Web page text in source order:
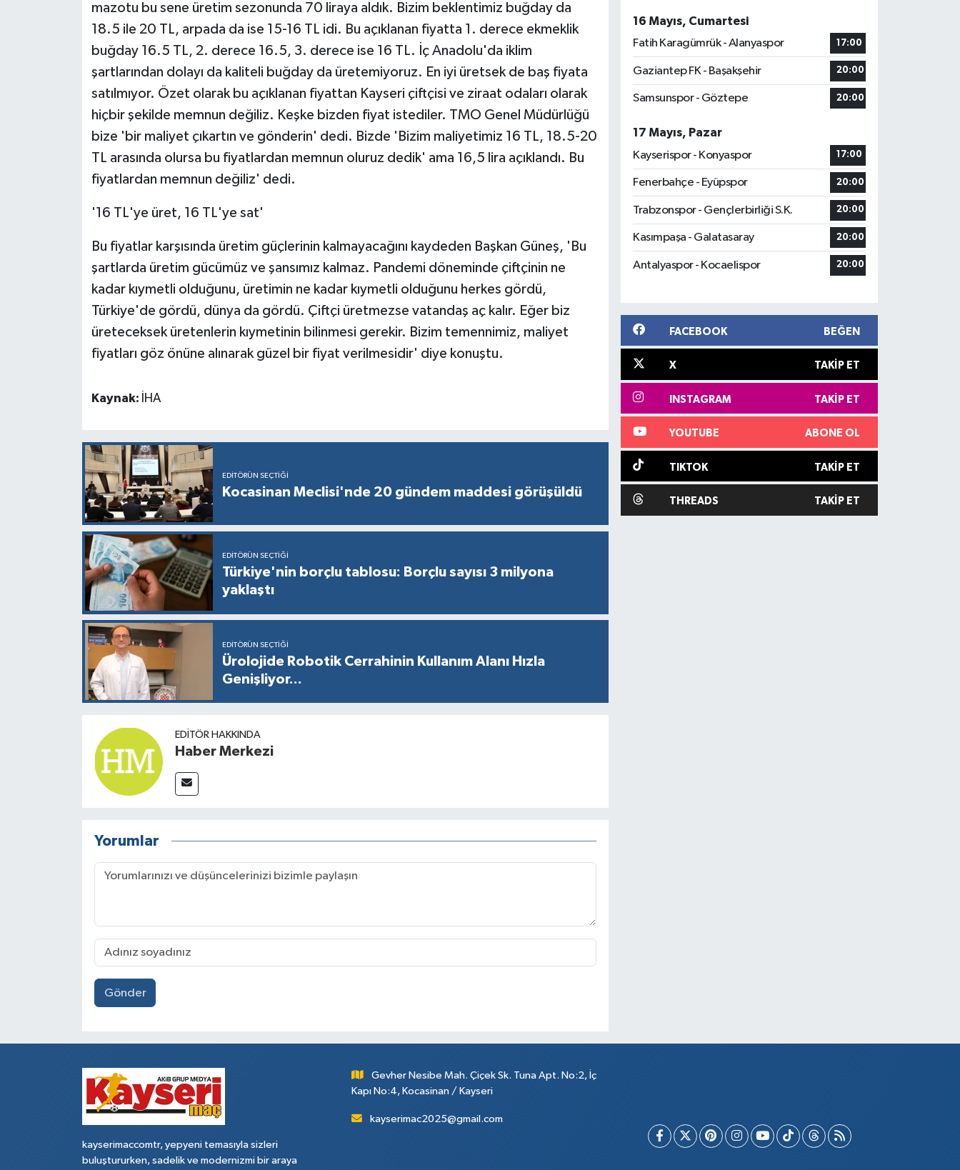
mazotu bu sene üretim sezonunda 70 liraya aldık. Bizim beklentimiz buğday da
18.5 ile 20 TL, arpada da ise 15-16 TL idi. Bu açıklanan fiyatta 1. derece ekmeklik
buğday 16.5 TL, 2. derece 16.5, 3. derece ise 16 TL. İç Anadolu'da iklim
şartlarından dolayı da kaliteli buğday da üretemiyoruz. En iyi üretsek de baş fiyata
satılmıyor. Özet olarak bu açıklanan fiyattan Kayseri çiftçisi ve ziraat odaları olarak
hiçbir şekilde memnun değiliz. Keşke bizden fiyat istediler. TMO Genel Müdürlüğü
bize 'bir maliyet çıkartın ve gönderin' dedi. Bizde 'Bizim maliyetimiz 16 TL, 18.5-20
TL arasında olursa bu fiyatlardan memnun oluruz dedik' ama 16,5 lira açıklandı. Bu
fiyatlardan memnun değiliz' dedi.
'16 TL'ye üret, 16 TL'ye sat'
Bu fiyatlar karşısında üretim güçlerinin kalmayacağını kaydeden Başkan Güneş, 'Bu
şartlarda üretim gücümüz ve şansımız kalmaz. Pandemi döneminde çiftçinin ne
kadar kıymetli olduğunu, üretimin ne kadar kıymetli olduğunu herkes gördü,
Türkiye'de gördü, dünya da gördü. Çiftçi üretmezse vatandaş aç kalır. Eğer biz
üreteceksek üretenlerin kıymetinin bilinmesi gerekir. Bizim temennimiz, maliyet
fiyatları göz önüne alınarak güzel bir fiyat verilmesidir' diye konuştu.
Kaynak: İHA
EDITÖRÜN SEÇTIĞI
Kocasinan Meclisi'nde 20 gündem maddesi görüşüldü
EDITÖRÜN SEÇTIĞI
Türkiye'nin borçlu tablosu: Borçlu sayısı 3 milyona
yaklaştı
EDITÖRÜN SEÇTIĞI
Ürolojide Robotik Cerrahinin Kullanım Alanı Hızla
Genişliyor...
EDITÖR HAKKINDA
Haber Merkezi
Yorumlar
Gönder
16 Mayıs, Cumartesi
Fatih Karagümrük - Alanyaspor
17:00
Gaziantep FK - Başakşehir 20:00
Samsunspor - Göztepe 20:00
17 Mayıs, Pazar
Kayserispor - Konyaspor
17:00
Fenerbahçe - Eyüpspor 20:00
Trabzonspor - Gençlerbirliği S.K. 20:00
Kasımpaşa - Galatasaray 20:00
Antalyaspor - Kocaelispor 20:00
FACEBOOK BEĞEN
X TAKIP ET
INSTAGRAM TAKIP ET
YOUTUBE ABONE OL
TIKTOK TAKIP ET
THREADS TAKIP ET
kayserimaccomtr, yepyeni temasıyla sizleri
buluştururken, sadelik ve modernizmi bir araya
Gevher Nesibe Mah. Çiçek Sk. Tuna Apt. No:2, İç
Kapı No:4, Kocasinan / Kayseri
kayserimac2025@gmail.com